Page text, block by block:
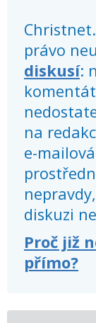
právo
diskusí:
na
e-
diskuzi
Proč již
přímo?